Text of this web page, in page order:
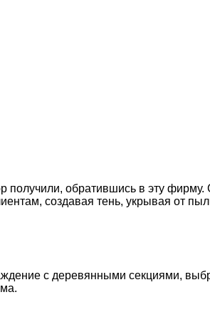
получили, обратившись в эту
создавая тень, укрывая от
с деревянными секциями,